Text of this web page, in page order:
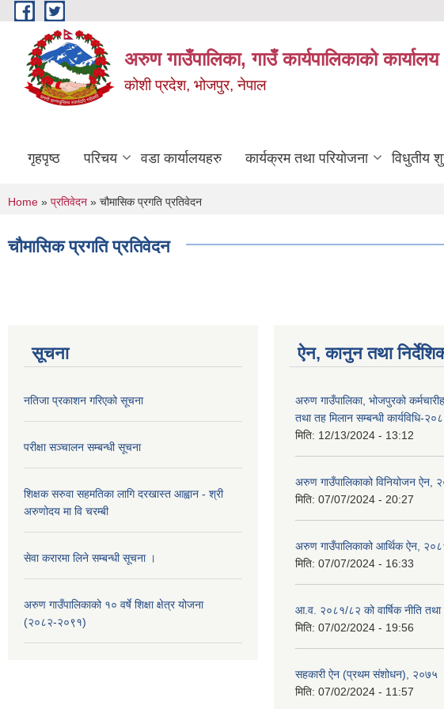
Skip to main content
अरुण गाउँपालिका, गाउँ कार्यपालिकाको कार्यालय
कोशी प्रदेश, भोजपुर, नेपाल
गृहपृष्ठ परिचय वडा कार्यालयहरु कार्यक्रम तथा परियोजना विधुतीय
You are here
Home » प्रतिवेदन » चौमासिक प्रगति प्रतिवेदन
चौमासिक प्रगति प्रतिवेदन
सूचना
नतिजा प्रकाशन गरिएको सूचना
परीक्षा सञ्चालन सम्बन्धी सूचना
शिक्षक सरुवा सहमतिका लागि दरखास्त आह्वान - श्री
अरुणोदय मा वि चरम्बी
सेवा करारमा लिने सम्बन्धी सूचना ।
अरुण गाउँपालिकाको १० वर्षे शिक्षा क्षेत्र योजना
(२०८२-२०९१)
ऐन, कानुन तथा
अरुण गाउँपालिका, भोजपुरको
तथा तह मिलान सम्बन्धी कार्यविधि-
मिति: 12/13/2024 - 13:12
अरुण गाउँपालिकाको विनियोजन ऐन,
मिति: 07/07/2024 - 20:27
अरुण गाउँपालिकाको आर्थिक ऐन,
मिति: 07/07/2024 - 16:33
आ.व. २०८१/८२ को वार्षिक नीति तथा
मिति: 07/02/2024 - 19:56
सहकारी ऐन (प्रथम संशोधन), २०७५
मिति: 07/02/2024 - 11:57